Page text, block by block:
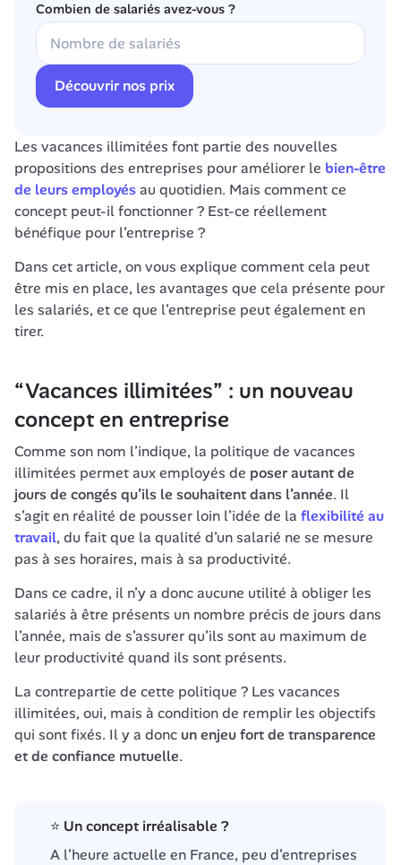
Combien de salariés avez-vous ?
Découvrir nos prix
Les vacances illimitées font partie des nouvelles
propositions des entreprises pour améliorer le bien-être
de leurs employés au quotidien. Mais comment ce
concept peut-il fonctionner ? Est-ce réellement
bénéfique pour l’entreprise ?
Dans cet article, on vous explique comment cela peut
être mis en place, les avantages que cela présente pour
les salariés, et ce que l’entreprise peut également en
tirer.
“Vacances illimitées” : un nouveau
concept en entreprise
Comme son nom l’indique, la politique de vacances
illimitées permet aux employés de poser autant de
jours de congés qu’ils le souhaitent dans l’année. Il
s’agit en réalité de pousser loin l’idée de la flexibilité au
travail, du fait que la qualité d’un salarié ne se mesure
pas à ses horaires, mais à sa productivité.
Dans ce cadre, il n’y a donc aucune utilité à obliger les
salariés à être présents un nombre précis de jours dans
l’année, mais de s’assurer qu’ils sont au maximum de
leur productivité quand ils sont présents.
La contrepartie de cette politique ? Les vacances
illimitées, oui, mais à condition de remplir les objectifs
qui sont fixés. Il y a donc un enjeu fort de transparence
et de confiance mutuelle.
⭐ Un concept irréalisable ?
A l’heure actuelle en France, peu d’entreprises